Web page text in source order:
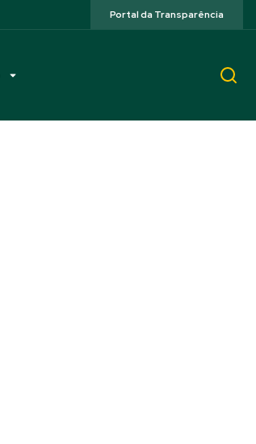
Portal da Transparência